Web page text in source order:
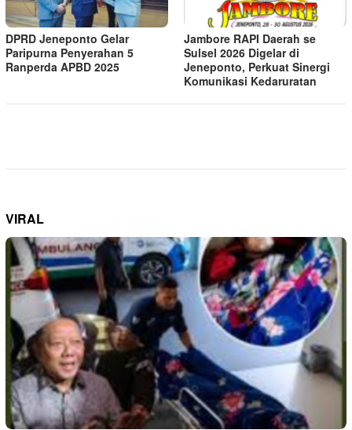
DPRD Jeneponto Gelar
Paripurna Penyerahan 5
Ranperda APBD 2025
Jambore RAPI Daerah se
Sulsel 2026 Digelar di
Jeneponto, Perkuat Sinergi
Komunikasi Kedaruratan
VIRAL